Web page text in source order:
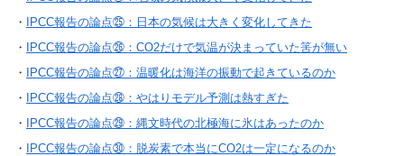
・
IPCC報告の論点㉕：日本の気候は大きく変化してきた
・
IPCC報告の論点㉖：CO2だけで気温が決まっていた筈が無い
・
IPCC報告の論点㉗：温暖化は海洋の振動で起きているのか
・
IPCC報告の論点㉘：やはりモデル予測は熱すぎた
・
IPCC報告の論点㉙：縄文時代の北極海に氷はあったのか
・
IPCC報告の論点㉚：脱炭素で本当にCO2は一定になるのか